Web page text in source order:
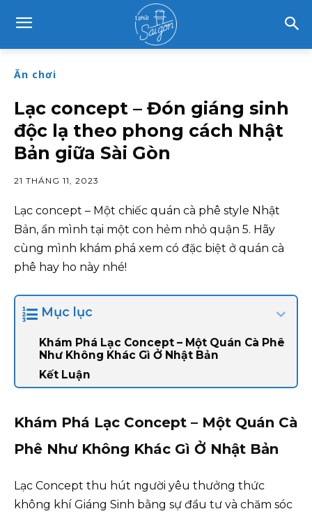
Ăn chơi
Lạc concept – Đón giáng sinh
độc lạ theo phong cách Nhật
Bản giữa Sài Gòn
21 THÁNG 11, 2023
Lạc concept – Một chiếc quán cà phê style Nhật
Bản, ẩn mình tại một con hẻm nhỏ quận 5. Hãy
cùng mình khám phá xem có đặc biệt ở quán cà
phê hay ho này nhé!
Mục lục
Khám Phá Lạc Concept – Một Quán Cà Phê
Như Không Khác Gì Ở Nhật Bản
Kết Luận
Khám Phá Lạc Concept – Một Quán Cà
Phê Như Không Khác Gì Ở Nhật Bản
Lạc Concept thu hút người yêu thưởng thức
không khí Giáng Sinh bằng sự đầu tư và chăm sóc